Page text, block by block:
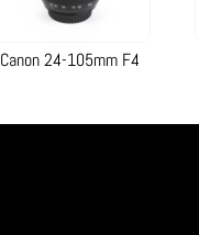
Canon 24-105mm F4